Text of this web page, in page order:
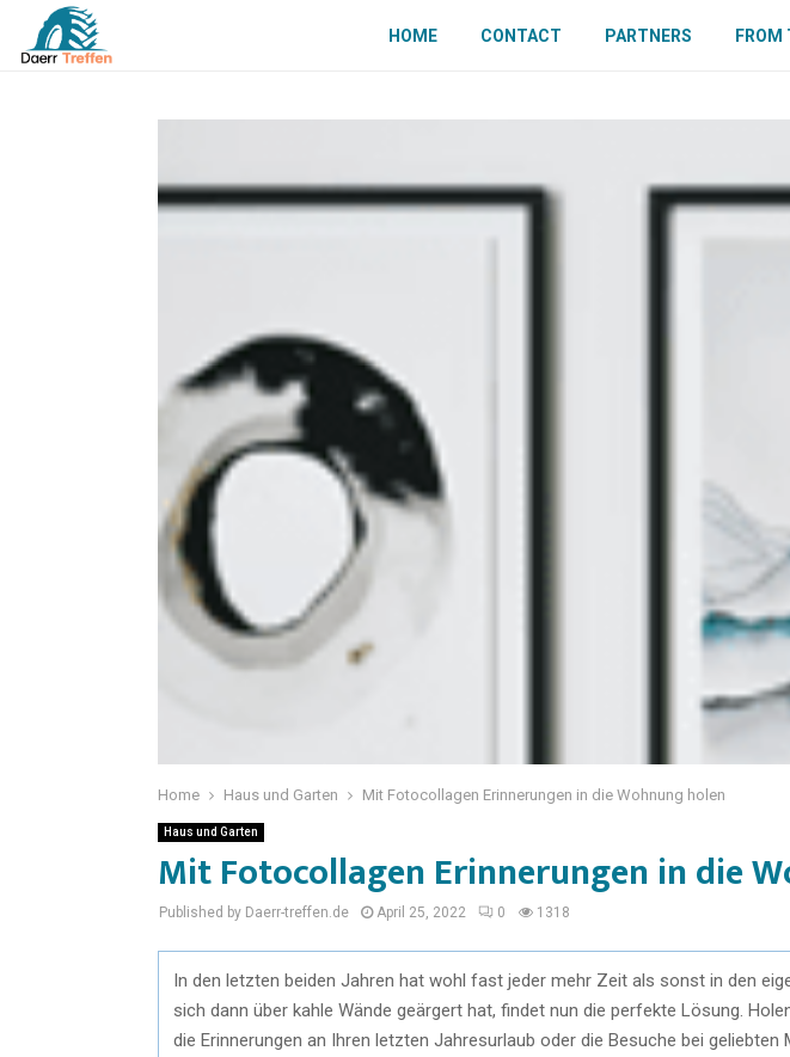
HOME CONTACT PARTNERS FROM
Home Haus und Garten Mit Fotocollagen Erinnerungen in die Wohnung holen
Haus und Garten
Mit Fotocollagen Erinnerungen in die
Published by Daerr-treffen.de April 25, 2022 0 1318
In den letzten beiden Jahren hat wohl fast jeder mehr Zeit als sonst in den
sich dann über kahle Wände geärgert hat, findet nun die perfekte Lösung.
die Erinnerungen an Ihren letzten Jahresurlaub oder die Besuche bei geliebten